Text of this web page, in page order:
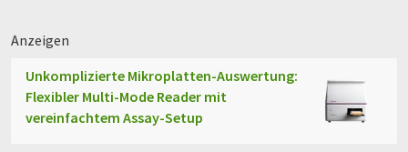
Anzeigen
Unkomplizierte Mikroplatten-Auswertung:
Flexibler Multi-Mode Reader mit
vereinfachtem Assay-Setup